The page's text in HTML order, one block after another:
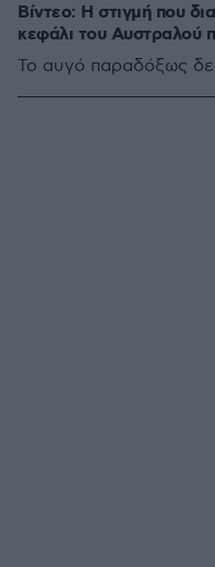
Βίντεο: Η στιγμή που
κεφάλι του Αυστραλού
Το αυγό παραδόξως